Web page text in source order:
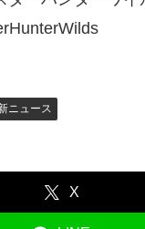
ニュース
X